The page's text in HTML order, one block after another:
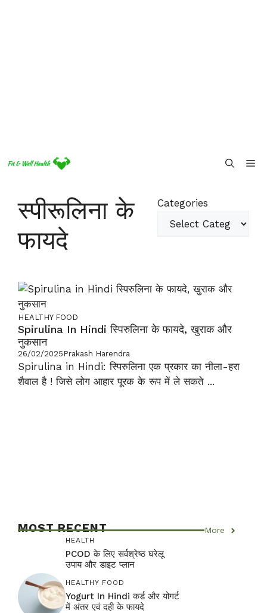
स्पीरूलिना के
फायदे
Categories
HEALTHY FOOD
Spirulina In Hindi स्पिरुलिना के फायदे, खुराक और
नुकसान
26/02/2025Prakash Harendra
Spirulina in Hindi: स्पिरुलिना एक प्रकार का नीला-हरा
शैवाल है ! जिसे लोग आहार पूरक के रूप में ले सकते ...
MOST RECENT More
HEALTH
PCOD के लिए सर्वश्रेष्ठ घरेलू
उपाय और डाइट प्लान
HEALTHY FOOD
Yogurt In Hindi कर्ड और योगर्ट
में अंतर एवं दही के फायदे